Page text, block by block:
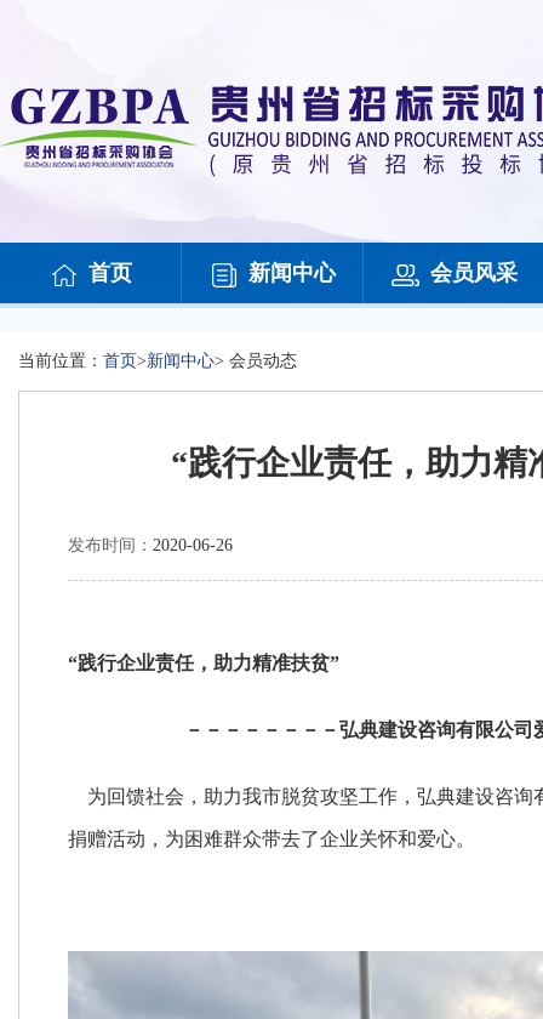
首页 新闻中心 会员风采
当前位置： 首页>新闻中心> 会员动态
“践行企业责任，助力精
发布时间： 2020-06-26